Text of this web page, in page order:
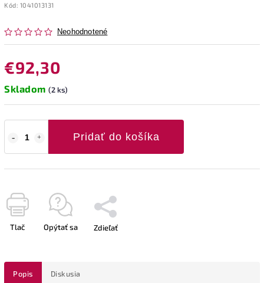
Kód: 1041013131
Neohodnotené
€92,30
Skladom (2 ks)
Pridať do košíka
Tlač Opýtať sa Zdieľať
Popis Diskusia